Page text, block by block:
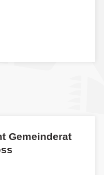
Gemeinderat